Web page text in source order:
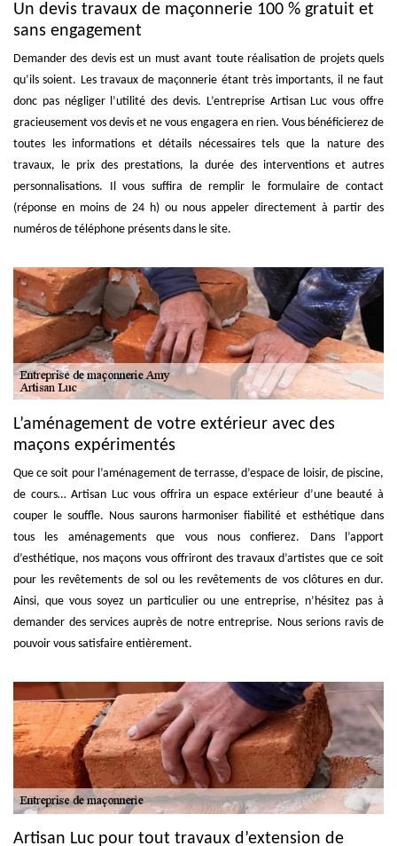
Un devis travaux de maçonnerie 100 % gratuit et
sans engagement
Demander des devis est un must avant toute réalisation de projets quels
qu’ils soient. Les travaux de maçonnerie étant très importants, il ne faut
donc pas négliger l’utilité des devis. L’entreprise Artisan Luc vous offre
gracieusement vos devis et ne vous engagera en rien. Vous bénéficierez de
toutes les informations et détails nécessaires tels que la nature des
travaux, le prix des prestations, la durée des interventions et autres
personnalisations. Il vous suffira de remplir le formulaire de contact
(réponse en moins de 24 h) ou nous appeler directement à partir des
numéros de téléphone présents dans le site.
L’aménagement de votre extérieur avec des
maçons expérimentés
Que ce soit pour l’aménagement de terrasse, d’espace de loisir, de piscine,
de cours… Artisan Luc vous offrira un espace extérieur d’une beauté à
couper le souffle. Nous saurons harmoniser fiabilité et esthétique dans
tous les aménagements que vous nous confierez. Dans l’apport
d’esthétique, nos maçons vous offriront des travaux d’artistes que ce soit
pour les revêtements de sol ou les revêtements de vos clôtures en dur.
Ainsi, que vous soyez un particulier ou une entreprise, n’hésitez pas à
demander des services auprès de notre entreprise. Nous serions ravis de
pouvoir vous satisfaire entièrement.
Artisan Luc pour tout travaux d’extension de